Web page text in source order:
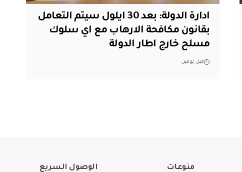
ادارة الدولة: بعد 30 ايلول سيتم التعامل
بقانون مكافحة الارهاب مع اي سلوك
مسلح خارج اطار الدولة
قبل يومين
منوعات الوصول السريع